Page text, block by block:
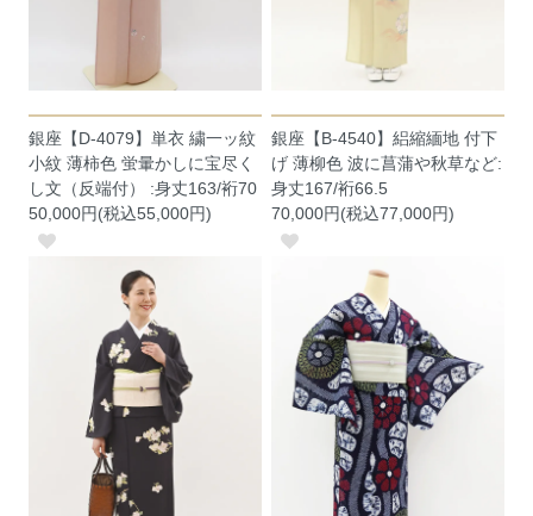
銀座【D-4079】単衣 繍一ッ紋
小紋 薄柿色 蛍暈かしに宝尽く
し文（反端付） :身丈163/裄70
50,000円(税込55,000円)
銀座【B-4540】絽縮緬地 付下
げ 薄柳色 波に菖蒲や秋草など:
身丈167/裄66.5
70,000円(税込77,000円)